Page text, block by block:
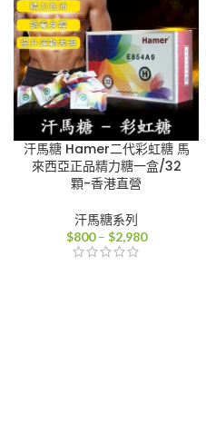
汗馬糖 Hamer二代彩虹糖 馬
來西亞正品精力糖一盒/32
顆-香港直營
汗馬糖系列
$800 – $2,980價